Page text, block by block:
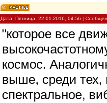
Дата: Пятница, 22.01.2016, 04:56 |
"которое все
космос.
выше, среди тех,
спектральное,